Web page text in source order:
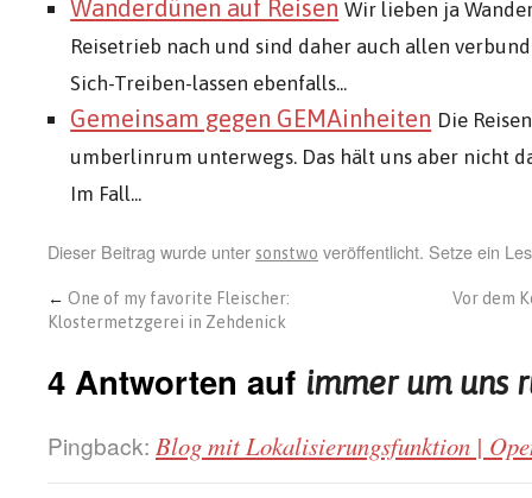
Wanderdünen auf Reisen Wir lieben ja
Reisetrieb nach und sind daher auch allen
Sich-Treiben-lassen ebenfalls...
Gemeinsam gegen GEMAinheiten Die
umberlinrum unterwegs. Das hält uns aber nicht
Im Fall...
Dieser Beitrag wurde unter sonstwo veröffentlicht. Setze ein
← One of my favorite Fleischer:
Klostermetzgerei in Zehdenick
Vor dem
4 Antworten auf immer um uns
Pingback: Blog mit Lokalisierungsfunktion |